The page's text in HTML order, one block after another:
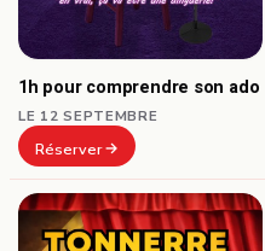
1h pour comprendre son ado
LE 12 SEPTEMBRE
Réserver